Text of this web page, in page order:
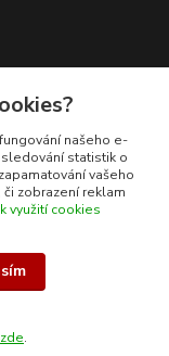
našeho e-
statistik o
vašeho
zobrazení reklam
využití cookies
zde.